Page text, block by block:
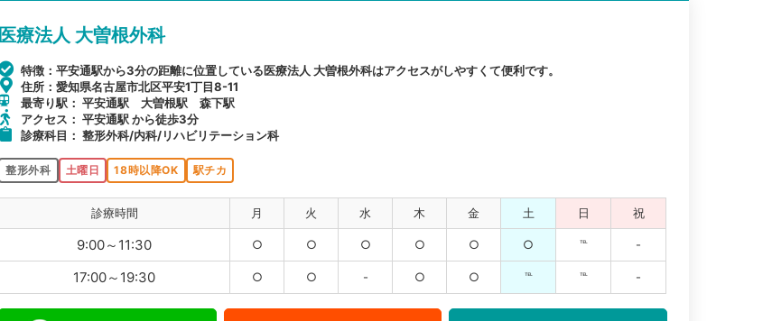
医療法人 大曽根外科
特徴：平安通駅から3分の距離に位置している医療法人 大曽根外科はアクセスがしやすくて便利です。
住所：愛知県名古屋市北区平安1丁目8-11
最寄り駅： 平安通駅 大曽根駅 森下駅
アクセス： 平安通駅 から徒歩3分
診療科目： 整形外科/内科/リハビリテーション科
整形外科 土曜日 18時以降OK 駅チカ
診療時間 月 火 水 木 金 土 日 祝
9:00～11:30 ○ ○ ○ ○ ○ ○ ℡ -
17:00～19:30 ○ ○ - ○ ○ ℡ ℡ -